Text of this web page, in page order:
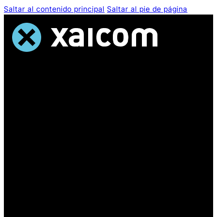
Saltar al contenido principal Saltar al pie de página